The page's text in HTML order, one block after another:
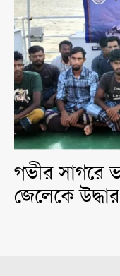
গভীর সাগরে
জেলেকে